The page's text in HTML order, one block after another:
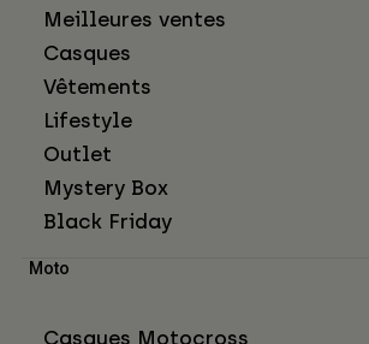
Meilleures ventes
Casques
Vêtements
Lifestyle
Outlet
Mystery Box
Black Friday
Moto
Casques Motocross